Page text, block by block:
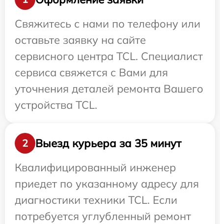
Свяжитесь с нами по телефону или
оставьте заявку на сайте
сервисного центра TCL. Специалист
сервиса свяжется с Вами для
уточнения деталей ремонта Вашего
устройства TCL.
2
Выезд курьера за 35 минут
Квалифицированный инженер
приедет по указанному адресу для
диагностики техники TCL. Если
потребуется углубленный ремонт